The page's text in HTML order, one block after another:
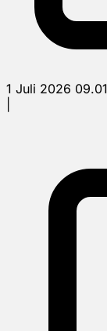
1 Juli 2026 09.01